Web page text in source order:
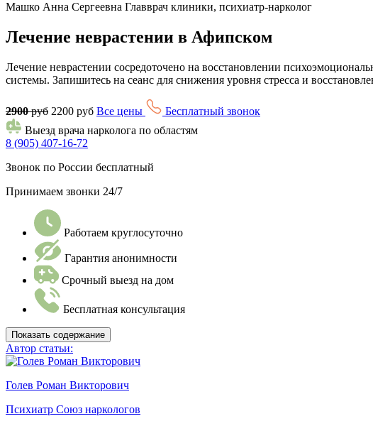
Машко Анна Сергеевна Главврач клиники, психиатр-нарколог
Лечение неврастении в Афипском
Лечение неврастении сосредоточено на восстановлении
системы. Запишитесь на сеанс для снижения уровня стресса и
2900руб 2200 руб Все цены
Бесплатный звонок
Выезд врача нарколога по областям
8 (905) 407-16-72
Звонок по России бесплатный
Принимаем звонки 24/7
Работаем круглосуточно
Гарантия анонимности
Срочный выезд на дом
Бесплатная консультация
Показать содержание
Автор статьи:
Голев Роман Викторович
Психиатр Союз наркологов